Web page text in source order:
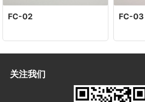
FC-02 FC-03
关注我们